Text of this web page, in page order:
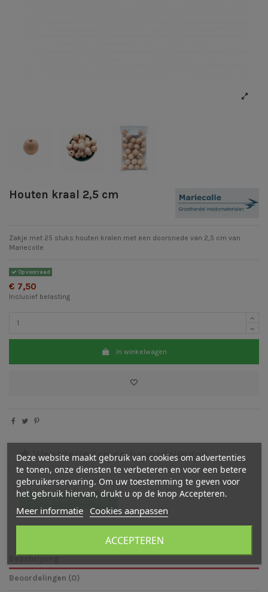
Houten kraal 2,5 cm
Zakje met 25 stuks houten kralen met een doorsnede van 2,5 cm van
Mariecolle
Op voorraad
€ 7,50
Inclusief belasting
In winkelwagen
Waarderingen en beoordelingen
Er zijn nog geen beoordelingen
Schrijf een beoordeling
Beschrijving
Beoordelingen (0)
Deze website maakt gebruik van cookies om advertenties
te tonen, onze diensten te verbeteren en voor een betere
gebruikerservaring. Om uw toestemming te geven voor
het gebruik hiervan, drukt u op de knop Accepteren.
Meer informatie Cookies aanpassen
ACCEPTEREN